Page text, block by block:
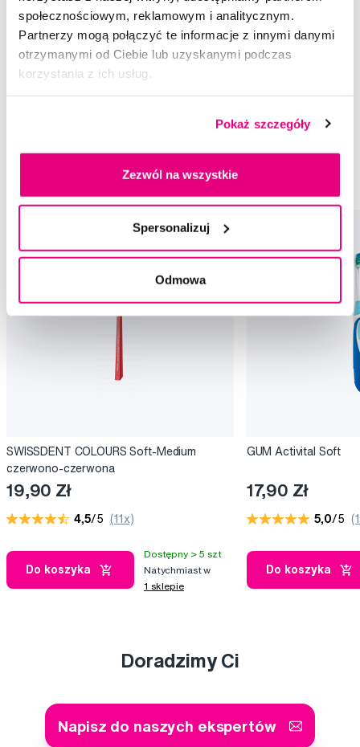
społecznościowym, reklamowym i analitycznym.
Partnerzy mogą połączyć te informacje z innymi danymi
otrzymanymi od Ciebie lub uzyskanymi podczas
korzystania z ich usług.
Pokaż szczegóły
Zezwól na wszystkie
Spersonalizuj
Odmowa
Rekomendowane produkty
Szczoteczki do zębów Szczoteczki do zębów dla dorosłych
Ekstra miękkie szczoteczki do zębów
Szczoteczki do zębów dla dorosłych Curaprox
Ekstra miękkie szczoteczki do zębów Curaprox
SWISSDENT COLOURS Soft-Medium
czerwono-czerwona
19,90 Zł
4,5/5 (11x)
Do koszyka
Dostępny > 5 szt
Natychmiast w
1 sklepie
GUM Activital Soft
17,90 Zł
5,0/5
Do koszyka
Doradzimy Ci
Napisz do naszych ekspertów